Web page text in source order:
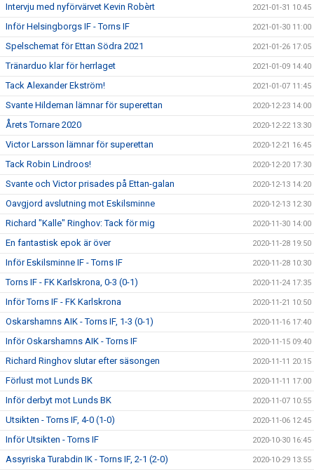
Intervju med nyförvärvet Kevin Robèrt 2021-01-31 10:45
Inför Helsingborgs IF - Torns IF 2021-01-30 11:00
Spelschemat för Ettan Södra 2021 2021-01-26 17:05
Tränarduo klar för herrlaget 2021-01-09 14:40
Tack Alexander Ekström! 2021-01-07 11:45
Svante Hildeman lämnar för superettan 2020-12-23 14:00
Årets Tornare 2020 2020-12-22 13:30
Victor Larsson lämnar för superettan 2020-12-21 16:45
Tack Robin Lindroos! 2020-12-20 17:30
Svante och Victor prisades på Ettan-galan 2020-12-13 14:20
Oavgjord avslutning mot Eskilsminne 2020-12-13 12:30
Richard "Kalle" Ringhov: Tack för mig 2020-11-30 14:00
En fantastisk epok är över 2020-11-28 19:50
Inför Eskilsminne IF - Torns IF 2020-11-28 10:30
Torns IF - FK Karlskrona, 0-3 (0-1) 2020-11-24 17:35
Inför Torns IF - FK Karlskrona 2020-11-21 10:50
Oskarshamns AIK - Torns IF, 1-3 (0-1) 2020-11-16 17:40
Inför Oskarshamns AIK - Torns IF 2020-11-15 09:40
Richard Ringhov slutar efter säsongen 2020-11-11 20:15
Förlust mot Lunds BK 2020-11-11 17:00
Inför derbyt mot Lunds BK 2020-11-07 10:55
Utsikten - Torns IF, 4-0 (1-0) 2020-11-06 12:45
Inför Utsikten - Torns IF 2020-10-30 16:45
Assyriska Turabdin IK - Torns IF, 2-1 (2-0) 2020-10-29 13:55